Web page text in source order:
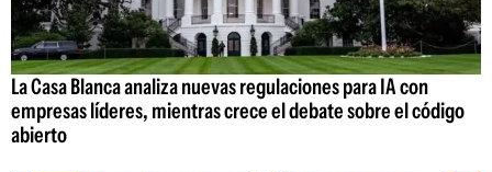
La Casa Blanca analiza nuevas regulaciones para IA con
empresas líderes, mientras crece el debate sobre el código
abierto